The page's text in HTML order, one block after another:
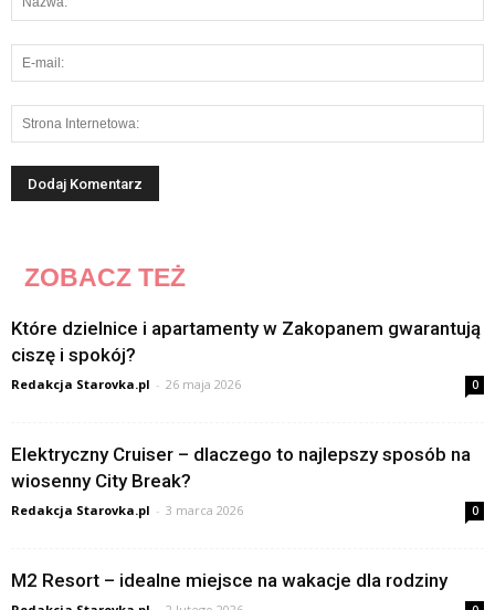
ZOBACZ TEŻ
Które dzielnice i apartamenty w Zakopanem gwarantują
ciszę i spokój?
Redakcja Starovka.pl - 26 maja 2026 0
Elektryczny Cruiser – dlaczego to najlepszy sposób na
wiosenny City Break?
Redakcja Starovka.pl - 3 marca 2026 0
M2 Resort – idealne miejsce na wakacje dla rodziny